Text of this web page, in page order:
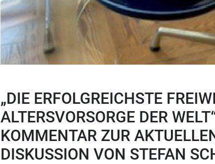
„DIE ERFOLGREICHSTE
ALTERSVORSORGE DER
KOMMENTAR ZUR
DISKUSSION VON STEFAN